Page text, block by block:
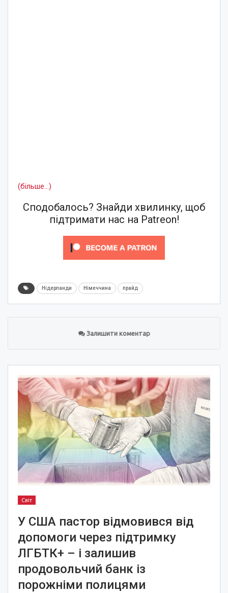
(більше…)
Сподобалось? Знайди хвилинку, щоб
підтримати нас на Patreon!
Нідерланди Німеччина прайд
Залишити коментар
Світ
У США пастор відмовився від
допомоги через підтримку
ЛГБТК+ – і залишив
продовольчий банк із
порожніми полицями